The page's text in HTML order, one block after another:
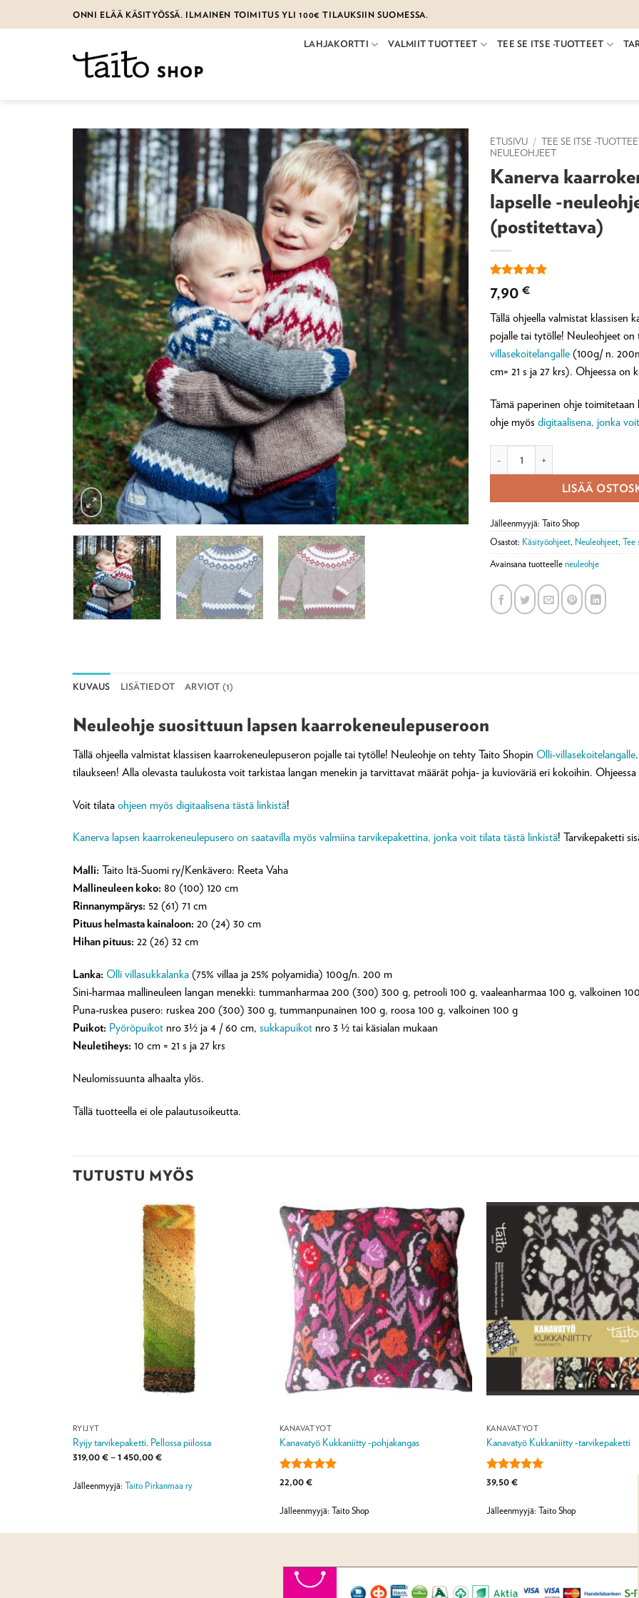
to
ONNI ELÄÄ KÄSITYÖSSÄ. ILMAINEN TOIMITUS YLI 100€ TILAUKSIIN SUOMESSA.
LAHJAKORTTI VALMIIT TUOTTEET TEE SE ITSE -TUOTTEET
ETUSIVU / TEE SE ITSE -
NEULEOHJEET
Kanerva
lapselle -
(postitettava)
Arvio 5
5:stä
1
asiakkaan
arvotukseen.
7,90 €
Tällä ohjeella valmistat klassisen
pojalle tai tytölle! Neuleohjeet
villasekoitelangalle (100g/ n.
cm= 21 s ja 27 krs). Ohjeessa on
Tämä paperinen ohje toimitetaan
ohje myös digitaalisena, jonka
LISÄÄ
Jälleenmyyjä: Taito Shop
Osastot: Käsityöohjeet, Neuleohjeet, Tee
Avainsana tuotteelle neuleohje
KUVAUS LISÄTIEDOT ARVIOT (1)
Neuleohje suosittuun lapsen kaarrokeneulepuseroon
Tällä ohjeella valmistat klassisen kaarrokeneulepuseron pojalle tai tytölle! Neuleohje on tehty Taito Shopin Olli-villasekoitelangalle
tilaukseen! Alla olevasta taulukosta voit tarkistaa langan menekin ja tarvittavat määrät pohja- ja kuvioväriä eri kokoihin.
Voit tilata ohjeen myös digitaalisena tästä linkistä!
Kanerva lapsen kaarrokeneulepusero on saatavilla myös valmiina tarvikepakettina, jonka voit tilata tästä linkistä! Tarvikepaketti
Malli: Taito Itä-Suomi ry/Kenkävero: Reeta Vaha
Mallineuleen koko: 80 (100) 120 cm
Rinnanympärys: 52 (61) 71 cm
Pituus helmasta kainaloon: 20 (24) 30 cm
Hihan pituus: 22 (26) 32 cm
Lanka: Olli villasukkalanka (75% villaa ja 25% polyamidia) 100g/n. 200 m
Sini-harmaa mallineuleen langan menekki: tummanharmaa 200 (300) 300 g, petrooli 100 g, vaaleanharmaa 100 g, valkoinen
Puna-ruskea pusero: ruskea 200 (300) 300 g, tummanpunainen 100 g, roosa 100 g, valkoinen 100 g
Puikot: Pyöröpuikot nro 3½ ja 4 / 60 cm, sukkapuikot nro 3 ½ tai käsialan mukaan
Neuletiheys: 10 cm = 21 s ja 27 krs
Neulomissuunta alhaalta ylös.
Tällä tuotteella ei ole palautusoikeutta.
TUTUSTU MYÖS
RYIJYT
Ryijy tarvikepaketti, Pellossa piilossa
319,00€–1 450,00€Hintaluokka:
1
Jälleenmyyjä: Taito Pirkanmaa ry
KANAVATYÖT
Kanavatyö Kukkaniitty -pohjakangas
Arvostelu
22,00€
Jälleenmyyjä: Taito Shop
KANAVATYÖT
Kanavatyö Kukkaniitty -tarvikepaketti
Arvostelu
39,50€
Jälleenmyyjä: Taito Shop